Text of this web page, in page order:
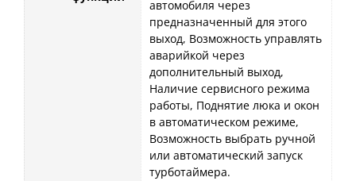
автомобиля через
предназначенный для этого
выход, Возможность управлять
аварийкой через
дополнительный выход,
Наличие сервисного режима
работы, Поднятие люка и окон
в автоматическом режиме,
Возможность выбрать ручной
или автоматический запуск
турботаймера.